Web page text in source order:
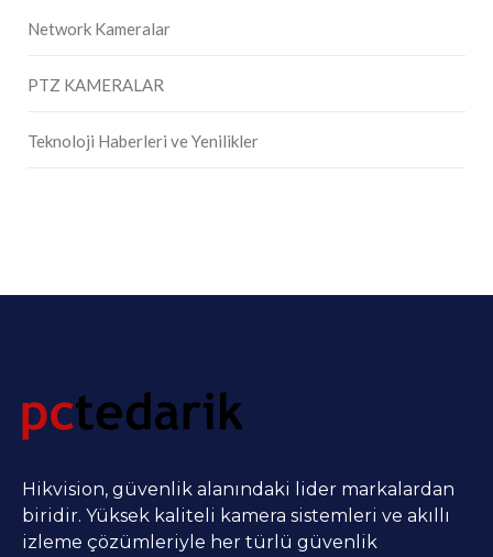
Network Kameralar
PTZ KAMERALAR
Teknoloji Haberleri ve Yenilikler
Hikvision, güvenlik alanındaki lider markalardan
biridir. Yüksek kaliteli kamera sistemleri ve akıllı
izleme çözümleriyle her türlü güvenlik